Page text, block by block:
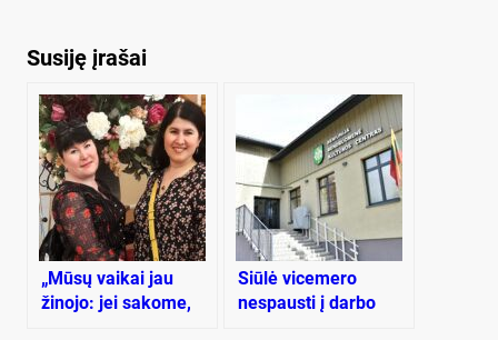
Susiję įrašai
„Mūsų vaikai jau
žinojo: jei sakome,
Siūlė vicemero
nespausti į darbo